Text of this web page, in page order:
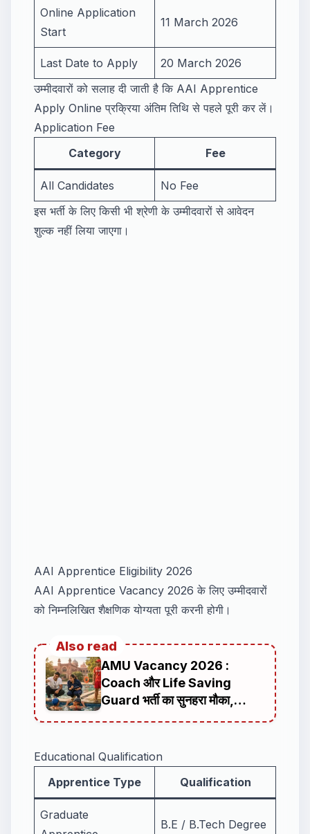
Online Application
Start
11 March 2026
Last Date to Apply
20 March 2026
उम्मीदवारों को सलाह दी जाती है कि AAI Apprentice
Apply Online प्रक्रिया अंतिम तिथि से पहले पूरी कर लें।
Application Fee
Category
Fee
All Candidates
No Fee
इस भर्ती के लिए किसी भी श्रेणी के उम्मीदवारों से आवेदन
शुल्क नहीं लिया जाएगा।
AAI Apprentice Eligibility 2026
AAI Apprentice Vacancy 2026 के लिए उम्मीदवारों
को निम्नलिखित शैक्षणिक योग्यता पूरी करनी होगी।
Also read
AMU Vacancy 2026 :
Coach और Life Saving
Guard भर्ती का सुनहरा मौका,
ऑफलाइन आवेदन प्रक्रिया
Educational Qualification
Apprentice Type
Qualification
Graduate
B.E / B.Tech Degree